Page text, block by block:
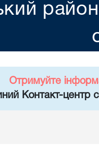
Отримуйте
Контакт-центр